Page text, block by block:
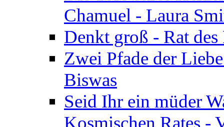
Chamuel - Laura
Denkt groß - Rat
Zwei Pfade der
Biswas
Seid Ihr ein müder
Kosmischen Rates -